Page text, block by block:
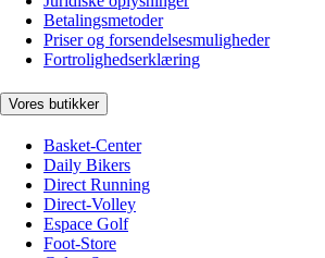
Betalingsmetoder
Priser og forsendelsesmuligheder
Fortrolighedserklæring
Vores butikker
Basket-Center
Daily Bikers
Direct Running
Direct-Volley
Espace Golf
Foot-Store